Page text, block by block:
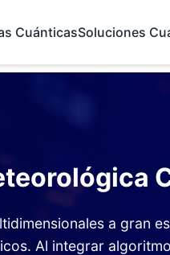
CuánticasSoluciones
a gran
Al integrar